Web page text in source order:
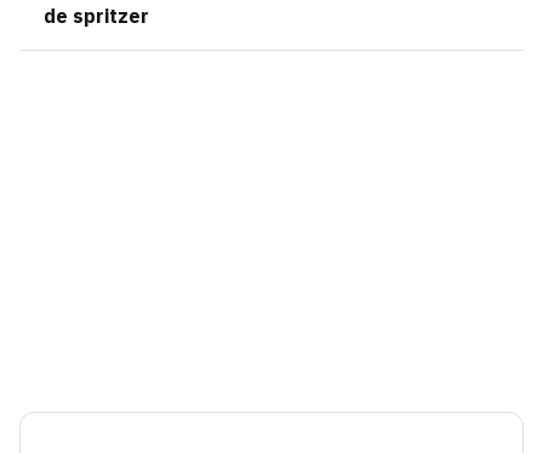
de spritzer